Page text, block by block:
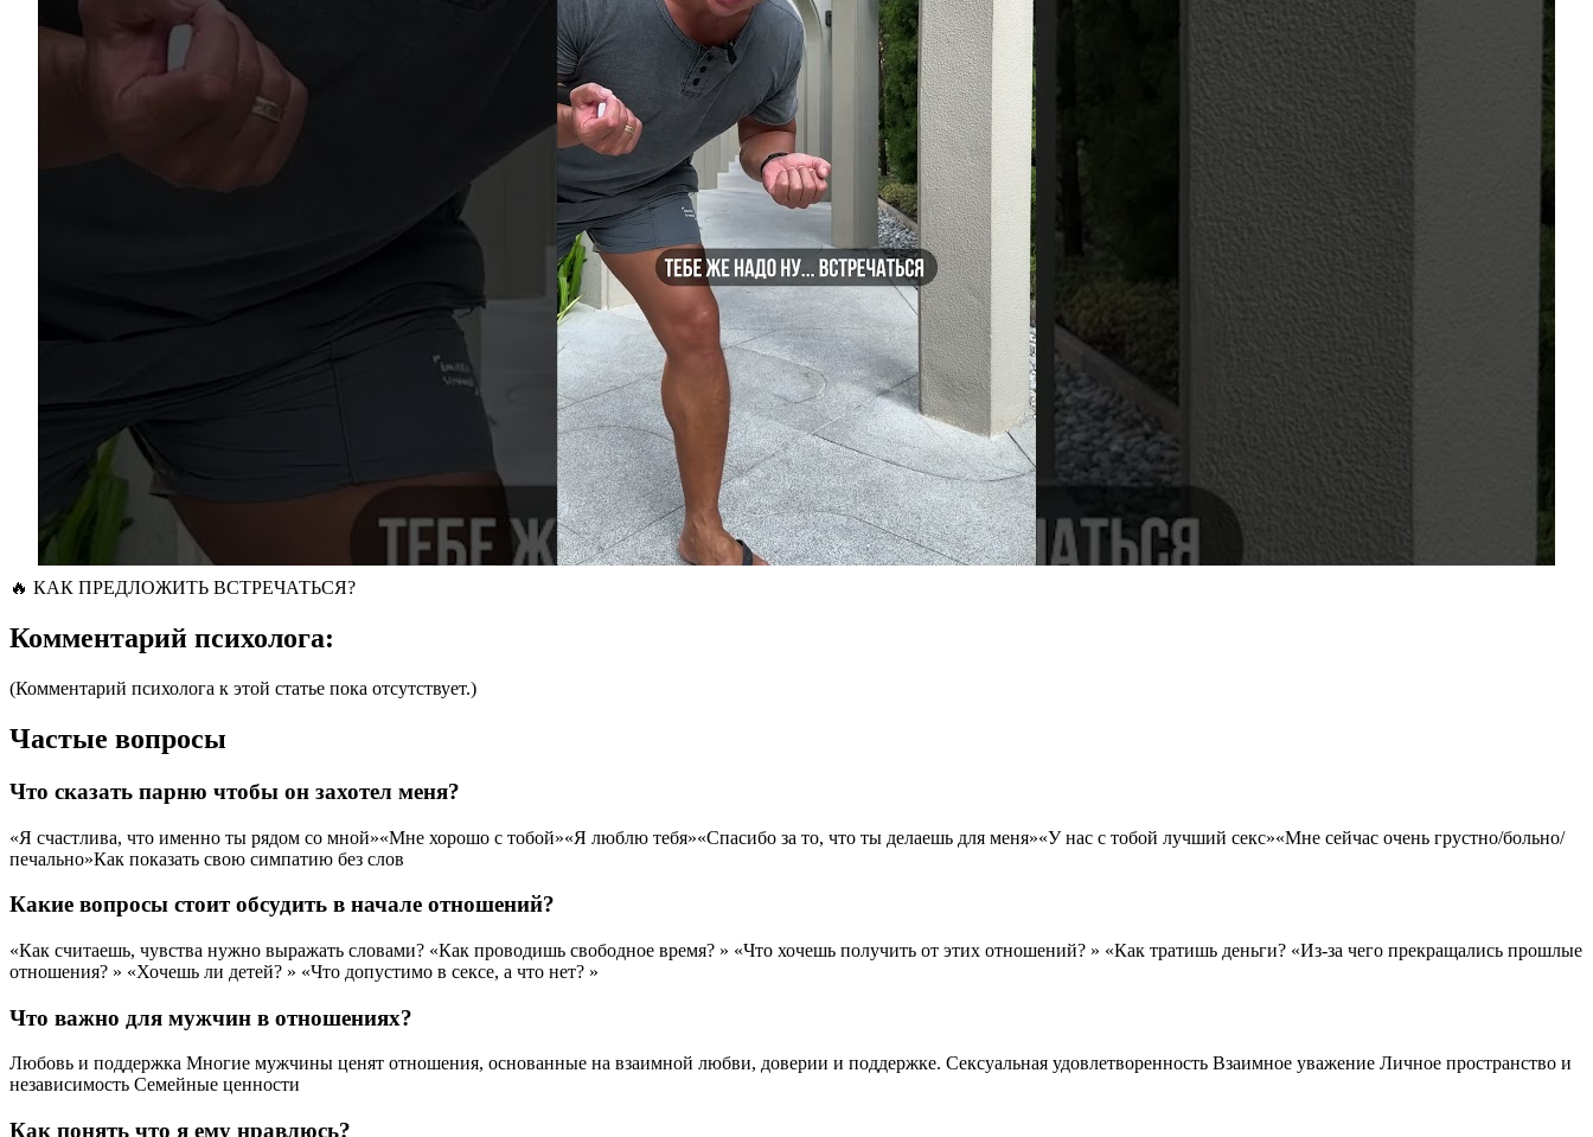
🔥 КАК ПРЕДЛОЖИТЬ ВСТРЕЧАТЬСЯ?
Комментарий психолога:
(Комментарий психолога к этой статье пока отсутствует.)
Частые вопросы
Что сказать парню чтобы он захотел меня?
«Я счастлива, что именно ты рядом со мной»«Мне хорошо с тобой»«Я люблю тебя»«Спасибо за то, что ты делаешь для меня»«У нас с тобой лучший секс»«Мне сейчас очень грустно/больно/
печально»Как показать свою симпатию без слов
Какие вопросы стоит обсудить в начале отношений?
«Как считаешь, чувства нужно выражать словами? «Как проводишь свободное время? » «Что хочешь получить от этих отношений? » «Как тратишь деньги? «Из-за чего прекращались прошлые
отношения? » «Хочешь ли детей? » «Что допустимо в сексе, а что нет? »
Что важно для мужчин в отношениях?
Любовь и поддержка Многие мужчины ценят отношения, основанные на взаимной любви, доверии и поддержке. Сексуальная удовлетворенность Взаимное уважение Личное пространство и
независимость Семейные ценности
Как понять что я ему нравлюсь?